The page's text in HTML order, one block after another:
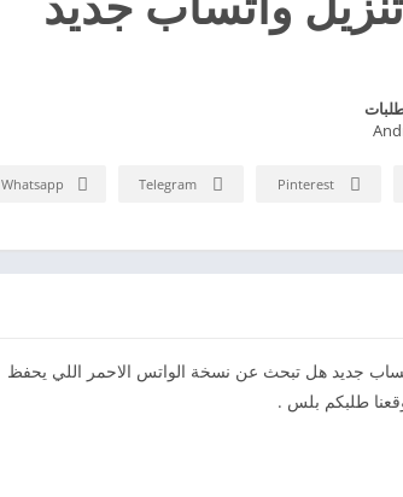
Pinterest
Telegram
Whatsapp
اخر اصدار ضد الحظر والهكر 2026 تنزيل واتساب جديد هل تبحث عن نسخة الواتس الاحمر اللي يحفظ
طلبكم بلس .